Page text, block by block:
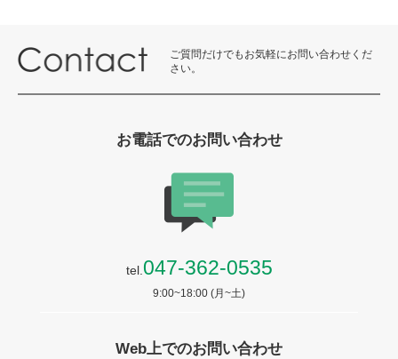
ご質問だけでもお気軽にお問い合わせくだ
さい。
お電話でのお問い合わせ
tel. 047-362-0535
9:00~18:00 (月~土)
Web上でのお問い合わせ